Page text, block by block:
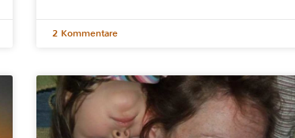
2 Kommentare